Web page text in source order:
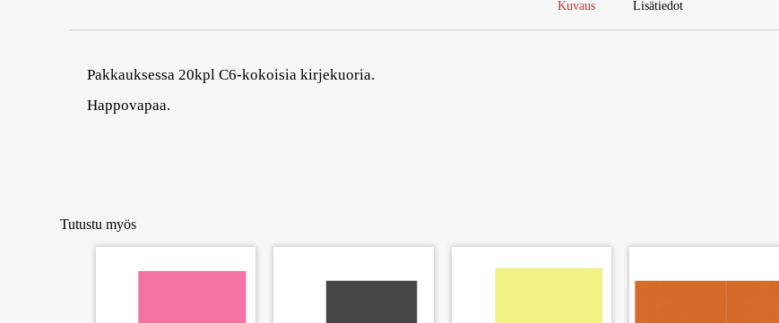
Kuvaus Lisätiedot
Pakkauksessa 20kpl C6-kokoisia kirjekuoria.
Happovapaa.
Tutustu myös